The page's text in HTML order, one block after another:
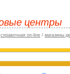
центры
справочная on-line / магазины